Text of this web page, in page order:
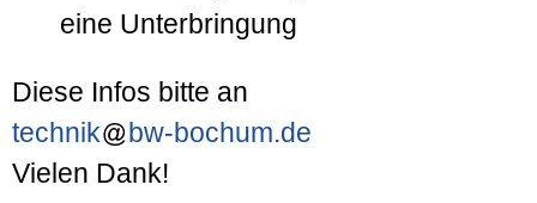
eine Unterbringung
Diese Infos bitte an
technik
bw-bochum.de
Vielen Dank!